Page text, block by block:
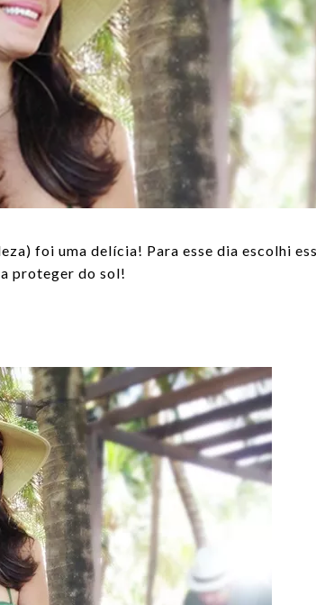
foi uma delícia! Para esse dia escolhi
proteger do sol!